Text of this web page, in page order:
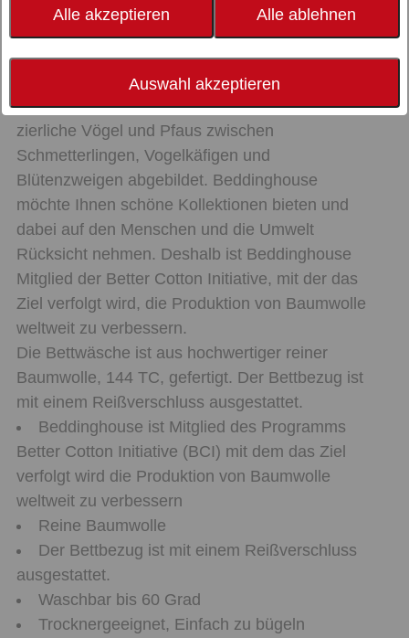
Alle akzeptieren Alle ablehnen
Auswahl akzeptieren
Sweet Birds ist eine fröhliche Bettwäsche für
das Kinderzimmer. Auf dem Bettbezug sind
zierliche Vögel und Pfaus zwischen
Schmetterlingen, Vogelkäfigen und
Blütenzweigen abgebildet. Beddinghouse
möchte Ihnen schöne Kollektionen bieten und
dabei auf den Menschen und die Umwelt
Rücksicht nehmen. Deshalb ist Beddinghouse
Mitglied der Better Cotton Initiative, mit der das
Ziel verfolgt wird, die Produktion von Baumwolle
weltweit zu verbessern.
Die Bettwäsche ist aus hochwertiger reiner
Baumwolle, 144 TC, gefertigt. Der Bettbezug ist
mit einem Reißverschluss ausgestattet.
Beddinghouse ist Mitglied des Programms
Better Cotton Initiative (BCI) mit dem das Ziel
verfolgt wird die Produktion von Baumwolle
weltweit zu verbessern
Reine Baumwolle
Der Bettbezug ist mit einem Reißverschluss
ausgestattet.
Waschbar bis 60 Grad
Trocknergeeignet, Einfach zu bügeln